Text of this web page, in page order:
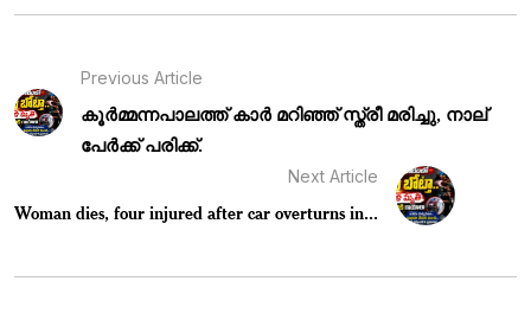
Previous Article
കൂർമ്മന്നപാലത്ത് കാർ മറിഞ്ഞ് സ്ത്രീ മരിച്ചു, നാല്
പേർക്ക് പരിക്ക്.
Next Article
Woman dies, four injured after car overturns in...